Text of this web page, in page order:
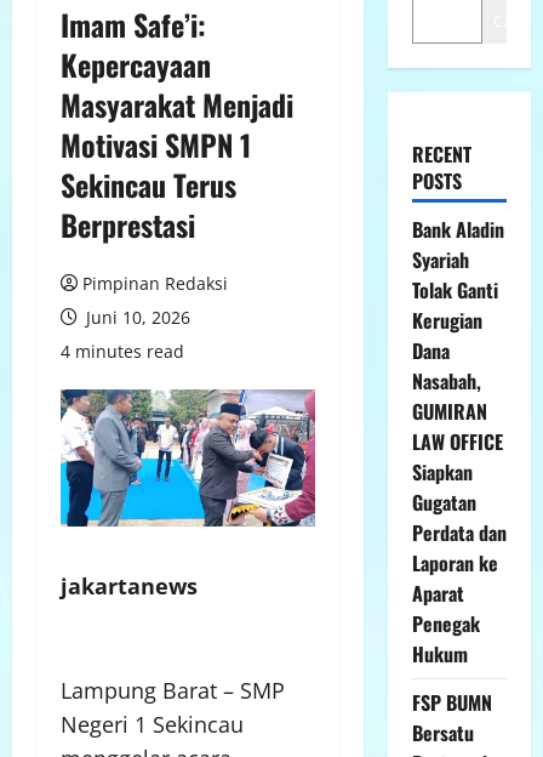
Imam Safe’i:
Kepercayaan
Masyarakat Menjadi
Motivasi SMPN 1
Sekincau Terus
Berprestasi
Pimpinan Redaksi
Juni 10, 2026
4 minutes read
jakartanews
Lampung Barat – SMP
Negeri 1 Sekincau
RECENT
POSTS
Bank Aladin
Syariah
Tolak Ganti
Kerugian
Dana
Nasabah,
GUMIRAN
LAW OFFICE
Siapkan
Gugatan
Perdata dan
Laporan ke
Aparat
Penegak
Hukum
FSP BUMN
Bersatu